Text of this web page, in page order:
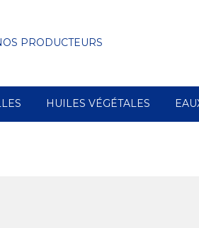
PRODUCTEURS
HUILES VÉGÉTALES